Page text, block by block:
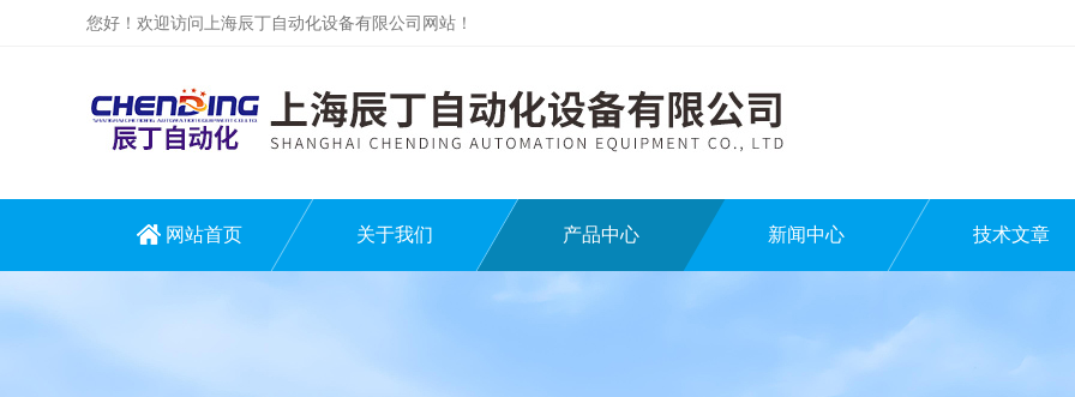
您好！欢迎访问上海辰丁自动化设备有限公司网站！
网站首页 关于我们 产品中心 新闻中心 技术文章